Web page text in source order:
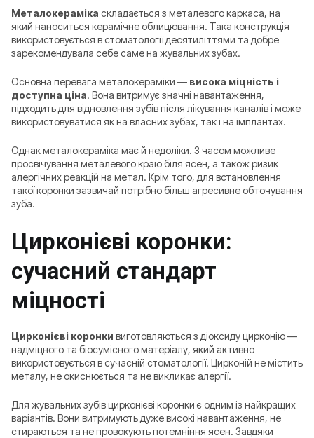
Металокераміка складається з металевого каркаса, на
який наноситься керамічне облицювання. Така конструкція
використовується в стоматології десятиліттями та добре
зарекомендувала себе саме на жувальних зубах.
Основна перевага металокераміки — висока міцність і
доступна ціна. Вона витримує значні навантаження,
підходить для відновлення зубів після лікування каналів і може
використовуватися як на власних зубах, так і на імплантах.
Однак металокераміка має й недоліки. З часом можливе
просвічування металевого краю біля ясен, а також ризик
алергічних реакцій на метал. Крім того, для встановлення
такої коронки зазвичай потрібно більш агресивне обточування
зуба.
Цирконієві коронки:
сучасний стандарт
міцності
Цирконієві коронки виготовляються з діоксиду цирконію —
надміцного та біосумісного матеріалу, який активно
використовується в сучасній стоматології. Цирконій не містить
металу, не окиснюється та не викликає алергії.
Для жувальних зубів цирконієві коронки є одним із найкращих
варіантів. Вони витримують дуже високі навантаження, не
стираються та не провокують потемніння ясен. Завдяки